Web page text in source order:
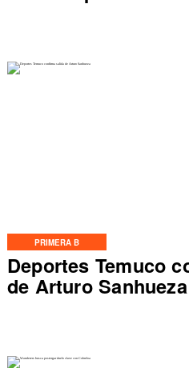
PRIMERA B
Deportes Temuco
de Arturo Sanhueza